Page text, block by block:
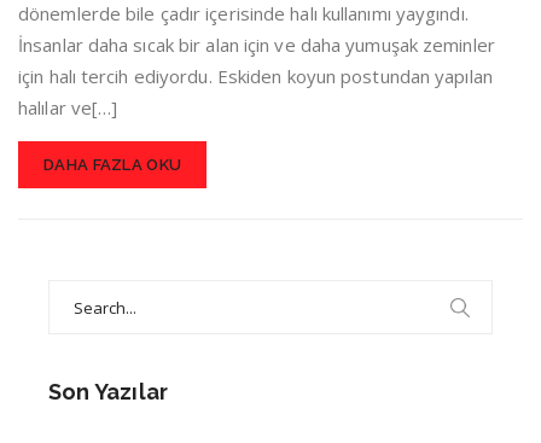
dönemlerde bile çadır içerisinde halı kullanımı yaygındı.
İnsanlar daha sıcak bir alan için ve daha yumuşak zeminler
için halı tercih ediyordu. Eskiden koyun postundan yapılan
halılar ve[…]
DAHA FAZLA OKU
Son Yazılar